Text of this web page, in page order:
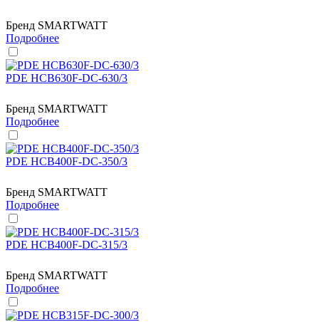
Бренд SMARTWATT
Подробнее
PDE HCB630F-DC-630/3
Бренд SMARTWATT
Подробнее
PDE HCB400F-DC-350/3
Бренд SMARTWATT
Подробнее
PDE HCB400F-DC-315/3
Бренд SMARTWATT
Подробнее